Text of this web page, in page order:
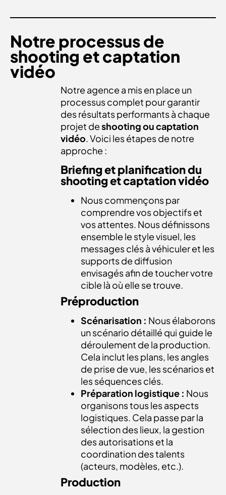
Notre processus de
shooting et captation
vidéo
Notre agence a mis en place un
processus complet pour garantir
des résultats performants à chaque
projet deshooting ou captation
vidéo. Voici les étapes de notre
approche :
Briefing et planification du
shooting et captation vidéo
Nous commençons par
comprendre vos objectifs et
vos attentes. Nous définissons
ensemble le style visuel, les
messages clés à véhiculer et les
supports de diffusion
envisagés afin de toucher votre
cible là où elle se trouve.
Préproduction
Scénarisation : Nous élaborons
un scénario détaillé qui guide le
déroulement de la production.
Cela inclut les plans, les angles
de prise de vue, les scénarios et
les séquences clés.
Préparation logistique : Nous
organisons tous les aspects
logistiques. Cela passe par la
sélection des lieux, la gestion
des autorisations et la
coordination des talents
(acteurs, modèles, etc.).
Production